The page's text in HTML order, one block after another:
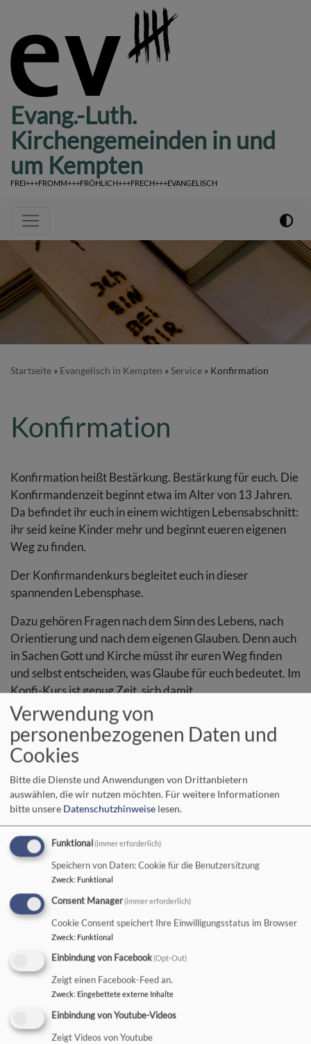
Inhalt
Evang.-Luth.
Kirchengemeinden in und
um Kempten
FREI+++FROMM+++FRÖHLICH+++FRECH+++EVANGELISCH
Hauptnavigation
Startseite Evangelisch in Kempten Service Konfirmation
Konfirmation
Konfirmation heißt Bestärkung. Bestärkung für euch. Die
Konfirmandenzeit beginnt etwa im Alter von 13 Jahren.
Da befindet ihr euch in einem wichtigen Lebensabschnitt:
ihr seid keine Kinder mehr und beginnt eueren eigenen
Weg zu finden.
Der Konfirmandenkurs begleitet euch in dieser
spannenden Lebensphase.
Dazu gehören Fragen nach dem Sinn des Lebens, nach
Orientierung und nach dem eigenen Glauben. Denn auch
in Sachen Gott und Kirche müsst ihr euren Weg finden
und selbst entscheiden, was Glaube für euch bedeutet. Im
Konfi-Kurs ist genug Zeit, sich damit
auseinanderzusetzen und ein bisschen Kirchenluft zu
schnuppern.
Im Mittelpunkt der Konfirmation stehen zwei «Ja»: das
Gottes, euch mit seinem Segen zu begleiten.
Ein paar organisatorische
Informationen
Anmeldung...
erfolgt über das Pfarramt der Kirchengemeinde. Manche
Gemeinden schreiben die Jahrgänge an. Meistens gibt es
Normalerweise ist man zur Konfirmation 14 Jahre alt,
aber das ist nicht zwingend. Geschwister können z.B.
auch gemeinsam konfirmiert werden.
Der Konfi-Kurs ...
Verwendung von
personenbezogenen Daten und
Cookies
Bitte die Dienste und Anwendungen von Drittanbietern
auswählen, die wir nutzen möchten. Für weitere Informationen
bitte unsere Datenschutzhinweise lesen.
Funktional (immer erforderlich)
Speichern von Daten: Cookie für die Benutzersitzung
Zweck: Funktional
Consent Manager(immer erforderlich)
Cookie Consent speichert Ihre Einwilligungsstatus im Browser
Zweck: Funktional
Einbindung von Facebook(Opt-Out)
Zeigt einen Facebook-Feed an.
Zweck: Eingebettete externe Inhalte
Einbindung von Youtube-Videos
Zeigt Videos von Youtube